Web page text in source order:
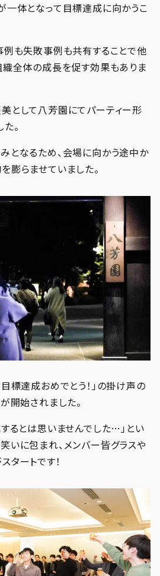
一体となって目標達成に向かうこ
例も失敗事例も共有することで他
織全体の成長を促す効果もありま
として八芳園にてパーティー形
。
となるため、会場に向かう途中か
膨らませていました。
標達成おめでとう！」の掛け声の
開始されました。
るとは思いませんでした…」とい
いに包まれ、メンバー皆グラスや
タートです！